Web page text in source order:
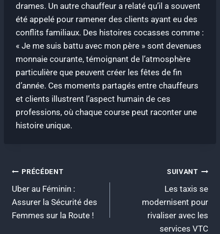
drames. Un autre chauffeur a relaté qu’il a souvent
été appelé pour ramener des clients ayant eu des
conflits familiaux. Des histoires cocasses comme :
« Je me suis battu avec mon père » sont devenues
monnaie courante, témoignant de l’atmosphère
particulière que peuvent créer les fêtes de fin
d’année. Ces moments partagés entre chauffeurs
et clients illustrent l’aspect humain de ces
professions, où chaque course peut raconter une
histoire unique.
Navigation
de
l’article
PRÉCÉDENT
Uber au Féminin :
Assurer la Sécurité des
Femmes sur la Route !
SUIVANT
Les taxis se
modernisent pour
rivaliser avec les
services VTC